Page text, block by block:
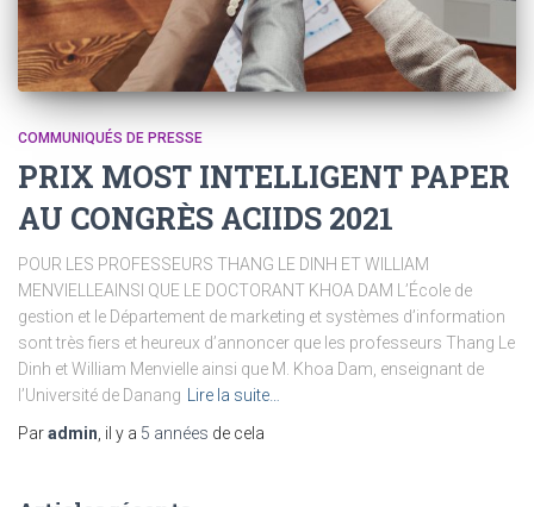
COMMUNIQUÉS DE PRESSE
PRIX MOST INTELLIGENT PAPER
AU CONGRÈS ACIIDS 2021
POUR LES PROFESSEURS THANG LE DINH ET WILLIAM
MENVIELLEAINSI QUE LE DOCTORANT KHOA DAM L’École de
gestion et le Département de marketing et systèmes d’information
sont très fiers et heureux d’annoncer que les professeurs Thang Le
Dinh et William Menvielle ainsi que M. Khoa Dam, enseignant de
l’Université de Danang
Lire la suite…
Paradmin , il y a 5 années de cela